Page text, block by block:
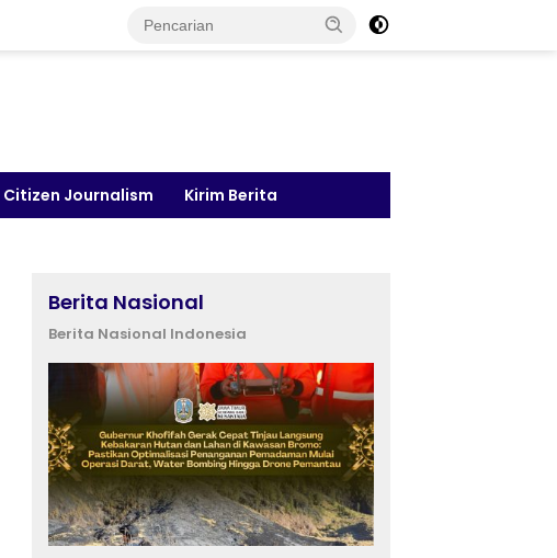
Citizen Journalism Kirim Berita
Berita Nasional
Berita Nasional Indonesia